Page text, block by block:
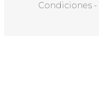
Condiciones -